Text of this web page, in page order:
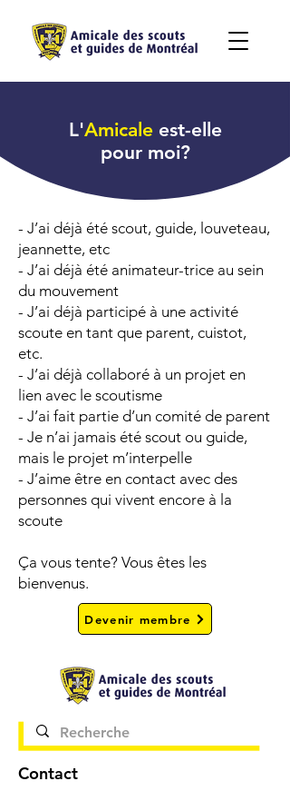
L'Amicale est-elle
pour moi?
- J’ai déjà été scout, guide, louveteau,
jeannette, etc
- J’ai déjà été animateur-trice au sein
du mouvement
- J’ai déjà participé à une activité
scoute en tant que parent, cuistot,
etc.
- J’ai déjà collaboré à un projet en
lien avec le scoutisme
- J’ai fait partie d’un comité de parent
- Je n’ai jamais été scout ou guide,
mais le projet m’interpelle
- J’aime être en contact avec des
personnes qui vivent encore à la
scoute
Ça vous tente? Vous êtes les
bienvenus.
Devenir membre
Contact